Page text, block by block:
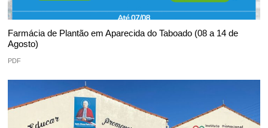
Farmácia de Plantão em Aparecida do Taboado (08 a 14 de
Agosto)
PDF